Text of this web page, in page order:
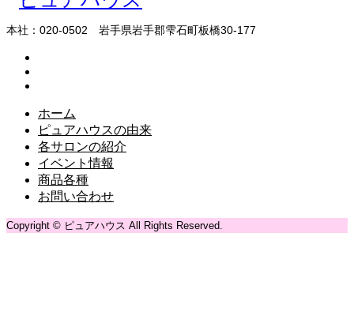
本社：020-0502 岩手県岩手郡雫石町板橋30-177
ホーム
ピュアハウスの由来
各サロンの紹介
イベント情報
商品各種
お問い合わせ
Copyright © ピュアハウス All Rights Reserved.